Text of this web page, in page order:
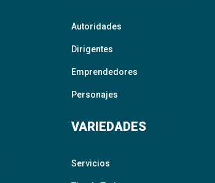
Autoridades
Dirigentes
Emprendedores
Personajes
VARIEDADES
Servicios